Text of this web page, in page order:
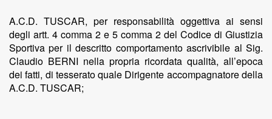
A.C.D. TUSCAR, per responsabilità oggettiva ai sensi
degli artt. 4 comma 2 e 5 comma 2 del Codice di Giustizia
Sportiva per il descritto comportamento ascrivibile al Sig.
Claudio BERNI nella propria ricordata qualità, all’epoca
dei fatti, di tesserato quale Dirigente accompagnatore della
A.C.D. TUSCAR;